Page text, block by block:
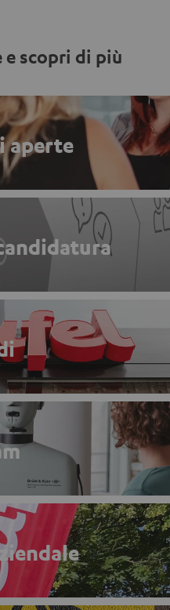
scopri di più
aperte